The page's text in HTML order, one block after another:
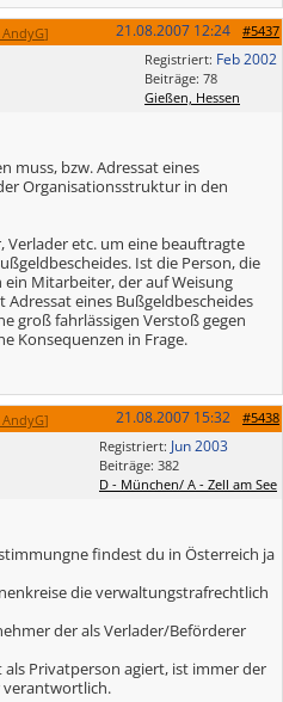
AndyG] #5437
21.08.2007 12:24
Registriert: Feb 2002
Beiträge: 78
Gießen, Hessen
muss, bzw. Adressat eines
Organisationsstruktur in den
Verlader etc. um eine beauftragte
Ist die Person, die
Mitarbeiter, der auf Weisung
eines Bußgeldbescheides
groß fahrlässigen Verstoß gegen
Konsequenzen in Frage.
AndyG] #5438
21.08.2007 15:32
Registriert: Jun 2003
Beiträge: 382
D - München/ A - Zell am See
findest du in Österreich ja
die verwaltungstrafrechtlich
der als Verlader/Beförderer
Privatperson agiert, ist immer der
verantwortlich.